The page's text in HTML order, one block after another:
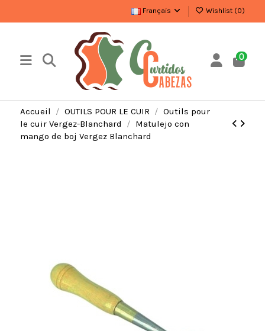
Français Wishlist (0)
0
Accueil OUTILS POUR LE CUIR
Outils pour
le cuir Vergez-Blanchard
Matulejo con
mango de boj Vergez Blanchard